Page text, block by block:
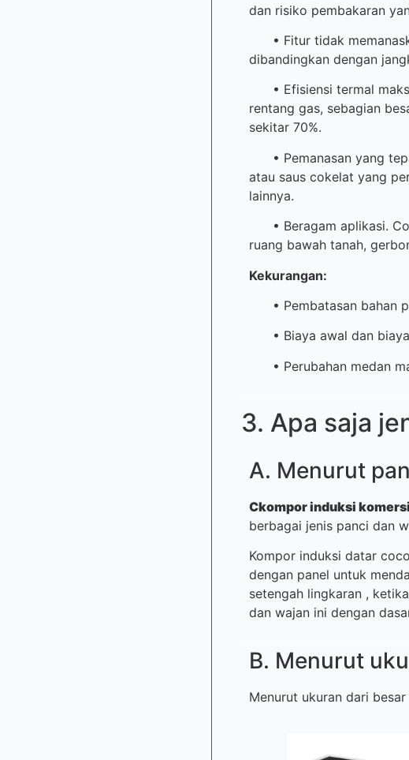
dan risiko pembakaran
• Fitur tidak
dibandingkan dengan
• Efisiensi termal
rentang gas, sebagian
sekitar 70%.
• Pemanasan yang
atau saus cokelat yang
lainnya.
• Beragam aplikasi.
ruang bawah tanah,
Kekurangan:
• Pembatasan bahan
• Biaya awal dan biaya
• Perubahan medan
3. Apa saja
A. Menurut
Ckompor induksi
berbagai jenis panci dan
Kompor induksi datar
dengan panel untuk
setengah lingkaran ,
dan wajan ini dengan
B. Menurut
Menurut ukuran dari